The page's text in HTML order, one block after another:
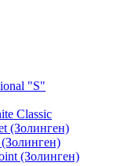
"S"
Classic
(Золинген)
(Золинген)